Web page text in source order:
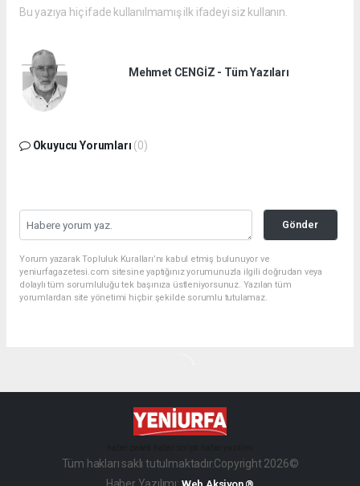
Bu yazıya hiç ifade kullanılmamış ilk ifadeyi siz kullanın.
Mehmet CENGİZ - Tüm Yazıları
Okuyucu Yorumları (0)
Gönder
Yorum yazarak Topluluk Kuralları’nı kabul etmiş bulunuyor ve
yeniurfagazetesi.com sitesine yaptığınız yorumunuzla ilgili doğrudan veya
dolaylı tüm sorumluluğu tek başınıza üstleniyorsunuz. Yazılan tüm
yorumlardan site yönetimi hiçbir şekilde sorumlu tutulamaz.
Tüm hakları saklı tutulmaktadır.Copyright 2026©
Haber Yazılımı: